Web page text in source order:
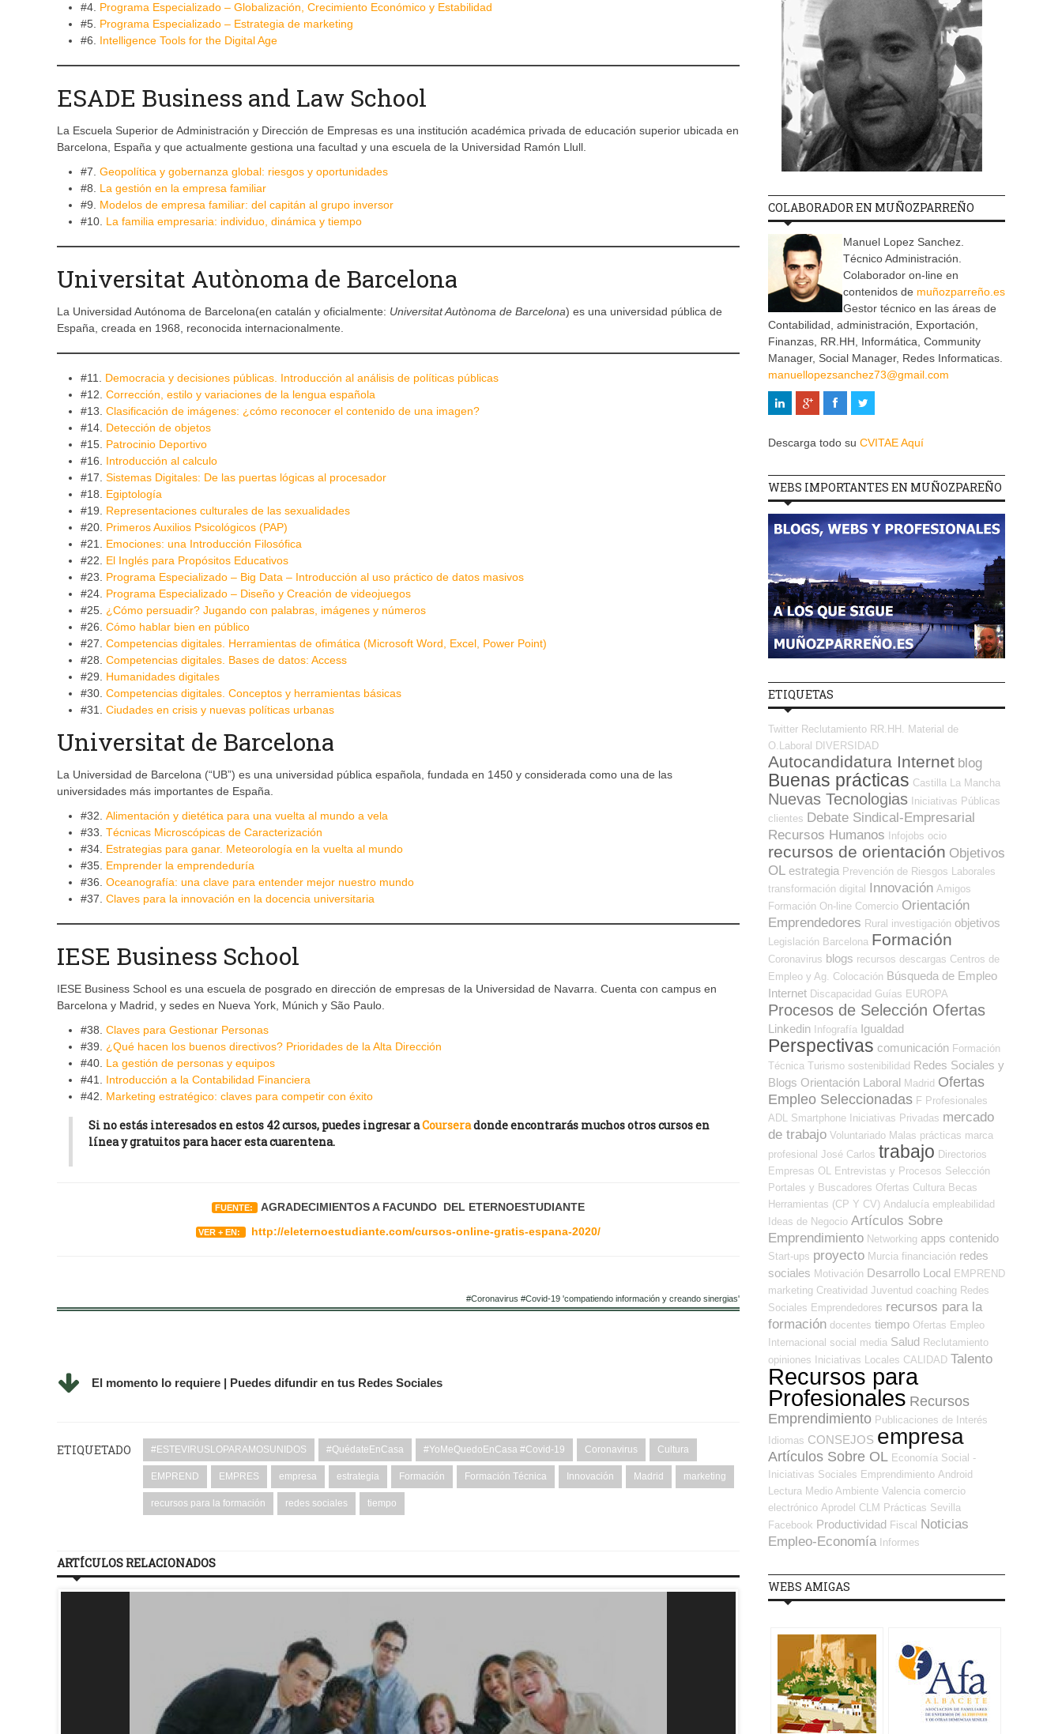
#4. Programa Especializado – Globalización, Crecimiento Económico y Estabilidad
#5. Programa Especializado – Estrategia de marketing
#6. Intelligence Tools for the Digital Age
ESADE Business and Law School
La Escuela Superior de Administración y Dirección de Empresas es una institución académica privada de educación superior ubicada en
Barcelona, España y que actualmente gestiona una facultad y una escuela de la Universidad Ramón Llull.
#7. Geopolítica y gobernanza global: riesgos y oportunidades
#8. La gestión en la empresa familiar
#9. Modelos de empresa familiar: del capitán al grupo inversor
#10. La familia empresaria: individuo, dinámica y tiempo
Universitat Autònoma de Barcelona
La Universidad Autónoma de Barcelona(en catalán y oficialmente: Universitat Autònoma de Barcelona) es una universidad pública de
España, creada en 1968, reconocida internacionalmente.
#11. Democracia y decisiones públicas. Introducción al análisis de políticas públicas
#12. Corrección, estilo y variaciones de la lengua española
#13. Clasificación de imágenes: ¿cómo reconocer el contenido de una imagen?
#14. Detección de objetos
#15. Patrocinio Deportivo
#16. Introducción al calculo
#17. Sistemas Digitales: De las puertas lógicas al procesador
#18. Egiptología
#19. Representaciones culturales de las sexualidades
#20. Primeros Auxilios Psicológicos (PAP)
#21. Emociones: una Introducción Filosófica
#22. El Inglés para Propósitos Educativos
#23. Programa Especializado – Big Data – Introducción al uso práctico de datos masivos
#24. Programa Especializado – Diseño y Creación de videojuegos
#25. ¿Cómo persuadir? Jugando con palabras, imágenes y números
#26. Cómo hablar bien en público
#27. Competencias digitales. Herramientas de ofimática (Microsoft Word, Excel, Power Point)
#28. Competencias digitales. Bases de datos: Access
#29. Humanidades digitales
#30. Competencias digitales. Conceptos y herramientas básicas
#31. Ciudades en crisis y nuevas políticas urbanas
Universitat de Barcelona
La Universidad de Barcelona (“UB”) es una universidad pública española, fundada en 1450 y considerada como una de las
universidades más importantes de España.
#32. Alimentación y dietética para una vuelta al mundo a vela
#33. Técnicas Microscópicas de Caracterización
#34. Estrategias para ganar. Meteorología en la vuelta al mundo
#35. Emprender la emprendeduría
#36. Oceanografía: una clave para entender mejor nuestro mundo
#37. Claves para la innovación en la docencia universitaria
IESE Business School
IESE Business School es una escuela de posgrado en dirección de empresas de la Universidad de Navarra. Cuenta con campus en
Barcelona y Madrid, y sedes en Nueva York, Múnich y São Paulo.
#38. Claves para Gestionar Personas
#39. ¿Qué hacen los buenos directivos? Prioridades de la Alta Dirección
#40. La gestión de personas y equipos
#41. Introducción a la Contabilidad Financiera
#42. Marketing estratégico: claves para competir con éxito
Si no estás interesados en estos 42 cursos, puedes ingresar aCourseradonde encontrarás muchos otros cursos en
línea y gratuitos para hacer esta cuarentena.
FUENTE: AGRADECIMIENTOS A FACUNDO DEL ETERNOESTUDIANTE
VER + EN: http://eleternoestudiante.com/cursos-online-gratis-espana-2020/
#Coronavirus #Covid-19 'compatiendo información y creando sinergias'
El momento lo requiere | Puedes difundir en tus Redes Sociales
ETIQUETADO #ESTEVIRUSLOPARAMOSUNIDOS #QuédateEnCasa #YoMeQuedoEnCasa #Covid-19 Coronavirus Cultura
EMPREND EMPRES empresa estrategia Formación Formación Técnica Innovación Madrid marketing
recursos para la formación redes sociales tiempo
ARTÍCULOS RELACIONADOS
COLABORADOR EN MUÑOZPARREÑO
Manuel Lopez Sanchez.
Técnico Administración.
Colaborador on-line en
contenidos de muñozparreño.es
Gestor técnico en las áreas de
Contabilidad, administración, Exportación,
Finanzas, RR.HH, Informática, Community
Manager, Social Manager, Redes Informaticas.
manuellopezsanchez73@gmail.com
Descarga todo su CVITAE Aquí
WEBS IMPORTANTES EN MUÑOZPAREÑO
ETIQUETAS
Twitter Reclutamiento RR.HH.
Material de
O.Laboral
DIVERSIDAD
Autocandidatura Internet blog
Buenas prácticas Castilla La Mancha
Nuevas Tecnologias Iniciativas Públicas
clientes Debate Sindical-Empresarial
Recursos Humanos
Infojobs ocio
recursos de orientación Objetivos
OL estrategia Prevención de Riesgos Laborales
transformación digital Innovación Amigos
Formación On-line Comercio Orientación
Emprendedores Rural investigación objetivos
Legislación Barcelona Formación
Coronavirus blogs recursos descargas Centros de
Empleo y Ag. Colocación Búsqueda de Empleo
Internet Discapacidad Guías EUROPA
Procesos de Selección Ofertas
Linkedin Infografía Igualdad
Perspectivas comunicación Formación
Técnica Turismo sostenibilidad Redes Sociales y
Blogs Orientación Laboral Madrid Ofertas
Empleo Seleccionadas F Profesionales
ADL
Smartphone Iniciativas Privadas mercado
de trabajo Voluntariado Malas prácticas marca
profesional José Carlos trabajo Directorios
Empresas OL
Entrevistas y Procesos Selección
Portales y Buscadores Ofertas Cultura Becas
Herramientas (CP Y CV) Andalucía empleabilidad
Ideas de Negocio Artículos Sobre
Emprendimiento Networking apps contenido
Start-ups proyecto Murcia financiación redes
sociales Motivación Desarrollo Local EMPREND
marketing Creatividad Juventud coaching Redes
Sociales Emprendedores recursos para la
formación docentes tiempo Ofertas Empleo
Internacional social media Salud Reclutamiento
opiniones
Iniciativas Locales CALIDAD Talento
Recursos para
Profesionales Recursos
Emprendimiento Publicaciones de Interés
Idiomas CONSEJOS empresa
Artículos Sobre OL Economía Social -
Iniciativas Sociales Emprendimiento Android
Lectura Medio Ambiente Valencia comercio
electrónico Aprodel CLM Prácticas Sevilla
Facebook Productividad Fiscal Noticias
Empleo-Economía Informes
WEBS AMIGAS